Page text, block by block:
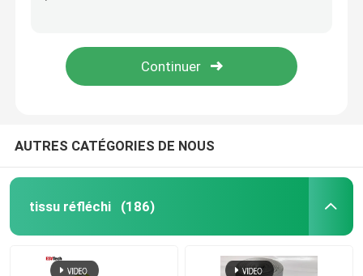
Fil réfléchi de fil
AUTRES CATÉGORIES DE NOUS
tissu réfléchi (186)